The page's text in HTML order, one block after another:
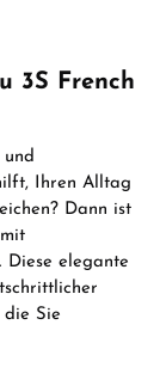
3S French
Ihren Alltag
Dann ist
Diese elegante
die Sie